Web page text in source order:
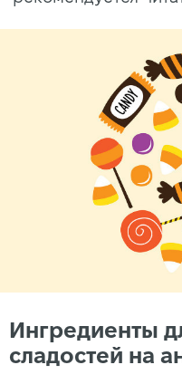
Ингредиенты
сладостей на